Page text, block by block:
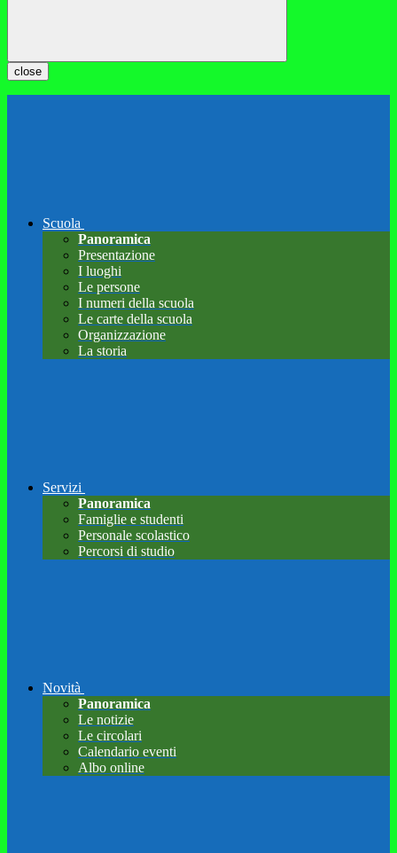
close
Scuola
Panoramica
Presentazione
I luoghi
Le persone
I numeri della scuola
Le carte della scuola
Organizzazione
La storia
Servizi
Panoramica
Famiglie e studenti
Personale scolastico
Percorsi di studio
Novità
Panoramica
Le notizie
Le circolari
Calendario eventi
Albo online